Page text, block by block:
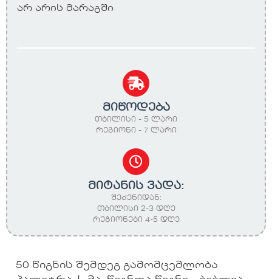
არ არის მარაგში
მიწოდება
თბილისი - 5 ლარი
რეგიონი - 7 ლარი
მიტანის ვადა:
შეძენიდან:
თბილისი 2-3 დღე
რეგიონები 4-5 დღე
50 წიგნის შემდეგ გამომცემლობა